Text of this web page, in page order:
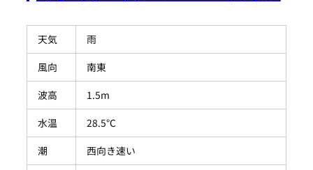
天気
雨
風向
南東
波高
1.5m
水温
28.5℃
潮
西向き速い